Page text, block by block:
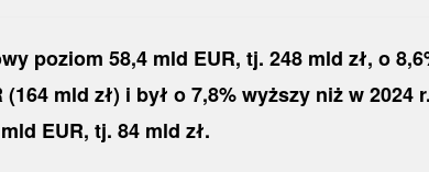
poziom 58,4 mld EUR, tj. 248 mld zł, o
mld zł) i był o 7,8% wyższy niż w 2024
EUR, tj. 84 mld zł.